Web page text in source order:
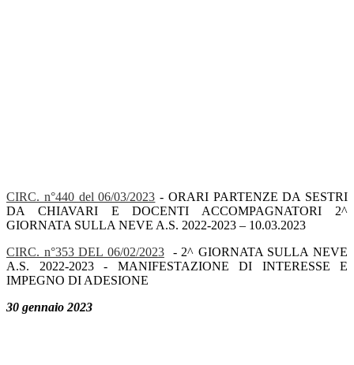
CIRC. n°440 del 06/03/2023 - ORARI PARTENZE DA SESTRI
DA CHIAVARI E DOCENTI ACCOMPAGNATORI 2^
GIORNATA SULLA NEVE A.S. 2022-2023 – 10.03.2023
CIRC. n°353 DEL 06/02/2023- 2^ GIORNATA SULLA NEVE
A.S. 2022-2023 - MANIFESTAZIONE DI INTERESSE E
IMPEGNO DI ADESIONE
30 gennaio 2023